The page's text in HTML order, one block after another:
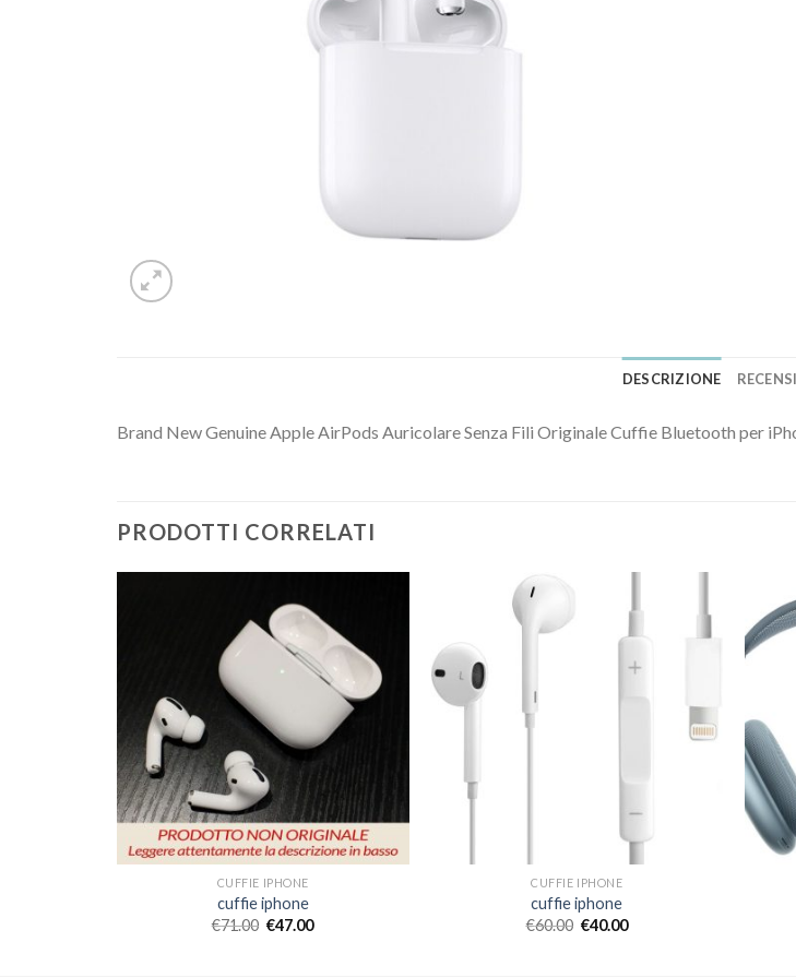
DESCRIZIONE
Brand New Genuine Apple AirPods Auricolare Senza Fili Originale Cuffie Bluetooth per
PRODOTTI CORRELATI
CUFFIE IPHONE
cuffie iphone
€71.00 €47.00
CUFFIE IPHONE
cuffie iphone
€60.00 €40.00